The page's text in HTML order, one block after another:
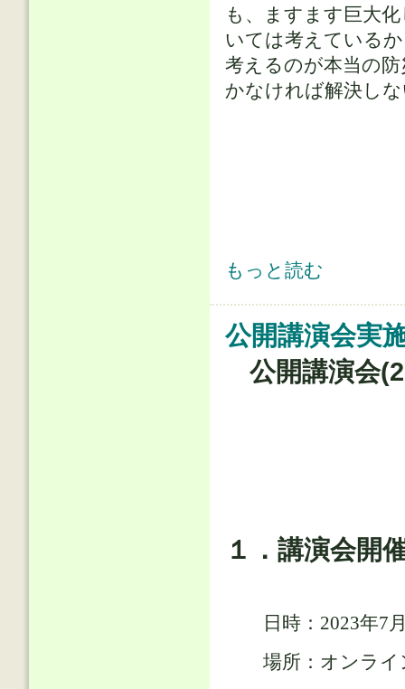
も、ますます巨大
いては考えている
考えるのが本当の
かなければ解決し
公開講演会実施報告(2023/12/21) に
もっと読む
公開講演会実
公開講演会
１．講演会開
日時：2023年7月
場所：オンライ